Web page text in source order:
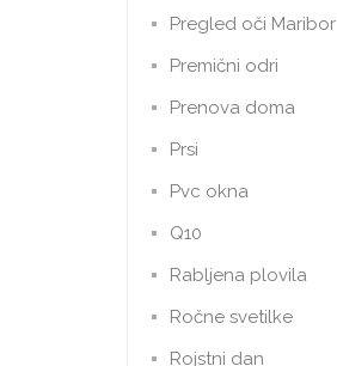
Pregled oči Maribor
Premični odri
Prenova doma
Prsi
Pvc okna
Q10
Rabljena plovila
Ročne svetilke
Rojstni dan